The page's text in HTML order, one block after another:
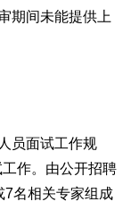
期间未能提供上
员面试工作规
作。由公开招聘
7名相关专家组成